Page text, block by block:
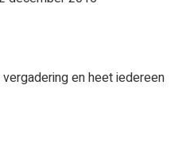
en heet iedereen